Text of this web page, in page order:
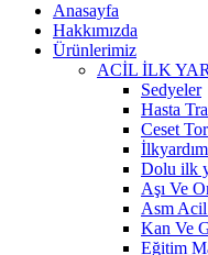
Anasayfa
Hakkımızda
Ürünlerimiz
ACİL İLK
Sedyeler
Hasta
Ceset
Dolu ilk
Aşı Ve
Asm Acil
Kan Ve
Eğitim